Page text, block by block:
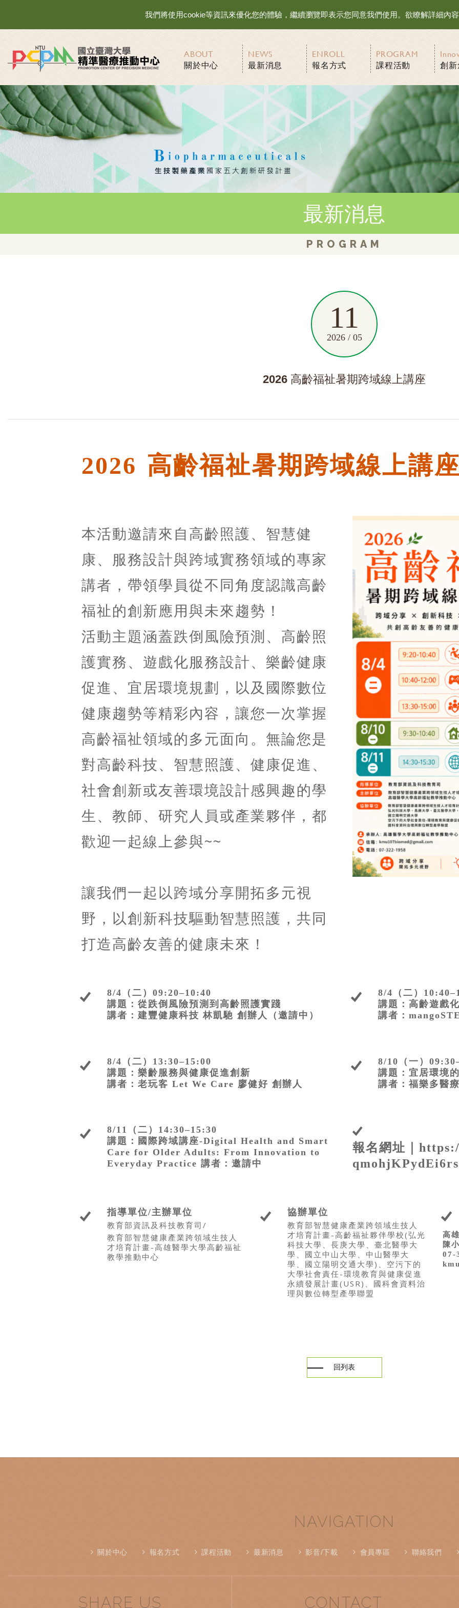
我們將使用cookie等資訊來優化您的體驗，繼續瀏覽即表示您同意我們使用。欲瞭解詳細內
ABOUT
關於中心
NEWS
最新消息
ENROLL
報名方式
PROGRAM
課程活動
創
最新消息
PROGRAM
11
2026 / 05
2026 高齡福祉暑期跨域線上講座
2026 高齡福祉暑期跨域線上講
本活動邀請來自高齡照護、智慧健
康、服務設計與跨域實務領域的專家
講者，帶領學員從不同角度認識高齡
福祉的創新應用與未來趨勢！
活動主題涵蓋跌倒風險預測、高齡照
護實務、遊戲化服務設計、樂齡健康
促進、宜居環境規劃，以及國際數位
健康趨勢等精彩內容，讓您一次掌握
高齡福祉領域的多元面向。無論您是
對高齡科技、智慧照護、健康促進、
社會創新或友善環境設計感興趣的學
生、教師、研究人員或產業夥伴，都
歡迎一起線上參與~~
讓我們一起以跨域分享開拓多元視
野，以創新科技驅動智慧照護，共同
打造高齡友善的健康未來！
8/4（二）09:20–10:40
講題：從跌倒風險預測到高齡照護實踐
講者：建豐健康科技 林凱馳 創辦人（邀請中）
8/4（二）
講題：高齡遊戲
講者：
8/4（二）13:30–15:00
講題：樂齡服務與健康促進創新
講者：老玩客 Let We Care 廖健好 創辦人
8/10（一）
講題：宜居環境
講者：福樂多醫
8/11（二）14:30–15:30
講題：國際跨域講座-Digital Health and Smart
Care for Older Adults: From Innovation to
Everyday Practice 講者：邀請中
報名網址｜
指導單位/主辦單位
教育部資訊及科技教育司/
教育部智慧健康產業跨領域生技人
才培育計畫-高雄醫學大學高齡福祉
教學推動中心
協辦單位
教育部智慧健康產業跨領域生技人
才培育計畫-高齡福祉夥伴學校(弘光
科技大學、長庚大學、臺北醫學大
學、國立中山大學、中山醫學大
學、國立陽明交通大學)、空污下的
大學社會責任-環境教育與健康促進
永續發展計畫(USR)、國科會資料治
理與數位轉型產學聯盟
高
陳
07-
回列表
NAVIGATION
關於中心 報名方式 課程活動 最新消息 影音/下載 會員專區 聯絡我們
SHARE US CONTACT